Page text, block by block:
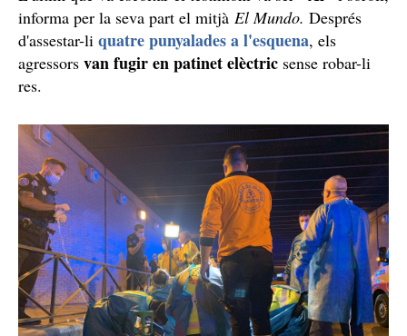
informa per la seva part el mitjà El Mundo. Després
d'assestar-li quatre punyalades a l'esquena, els
agressors van fugir en patinet elèctric sense robar-li
res.